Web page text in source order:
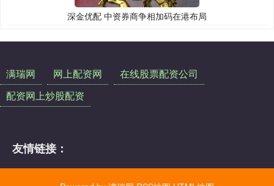
深金优配 中资券商争相加码在港布局
满瑞网 网上配资网
在线股票配资公司
配资网上炒股配资
友情链接：